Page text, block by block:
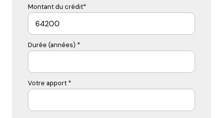
Montant du crédit*
Durée (années) *
Votre apport *